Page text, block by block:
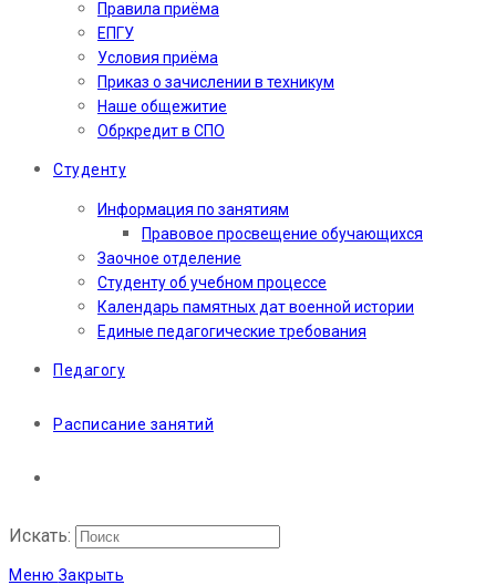
Правила приёма
ЕПГУ
Условия приёма
Приказ о зачислении в техникум
Наше общежитие
Обркредит в СПО
Студенту
Информация по занятиям
Правовое просвещение обучающихся
Заочное отделение
Студенту об учебном процессе
Календарь памятных дат военной истории
Единые педагогические требования
Педагогу
Расписание занятий
Искать:
Меню Закрыть